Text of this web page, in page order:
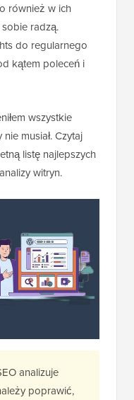
również w ich
radzą.
do regularnego
kątem poleceń i
wszystkie
musiał. Czytaj
listę najlepszych
witryn.
analizuje
poprawić,